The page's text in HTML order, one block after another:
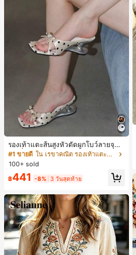
รองเท้าแตะส้นสูงหัวตัดผูกโบว์ลายจุดส
ายเดี่ยวส้นไม่สมมาตรสำหรับผู้หญิง, รอ
งเท้าแตะส้นสูงหนังเทียมสีขาวหรูหรา
สำหรับฤดูร้อน
#1 ขายดี
ใน เรขาคณิต รองเท้าแตะส้นสูงผู้หญิง
100+ sold
฿441 -8% 3 วันสุดท้าย